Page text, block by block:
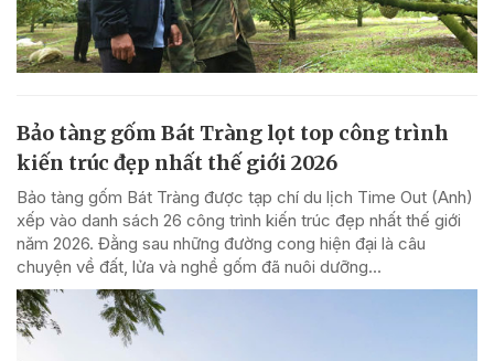
Bảo tàng gốm Bát Tràng lọt top công trình
kiến trúc đẹp nhất thế giới 2026
Bảo tàng gốm Bát Tràng được tạp chí du lịch Time Out (Anh)
xếp vào danh sách 26 công trình kiến trúc đẹp nhất thế giới
năm 2026. Đằng sau những đường cong hiện đại là câu
chuyện về đất, lửa và nghề gốm đã nuôi dưỡng...